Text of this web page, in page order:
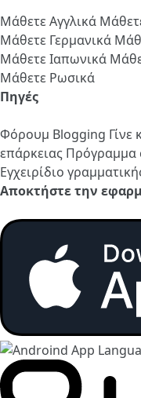
Μάθετε Αγγλικά
Μάθετε Γερμανικά
Μάθετε Ιαπωνικά
Μάθετε Ρωσικά
Πηγές
Φόρουμ Blogging Γίνε
επάρκειας Πρόγραμμα
Εγχειρίδιο
Αποκτήστε την